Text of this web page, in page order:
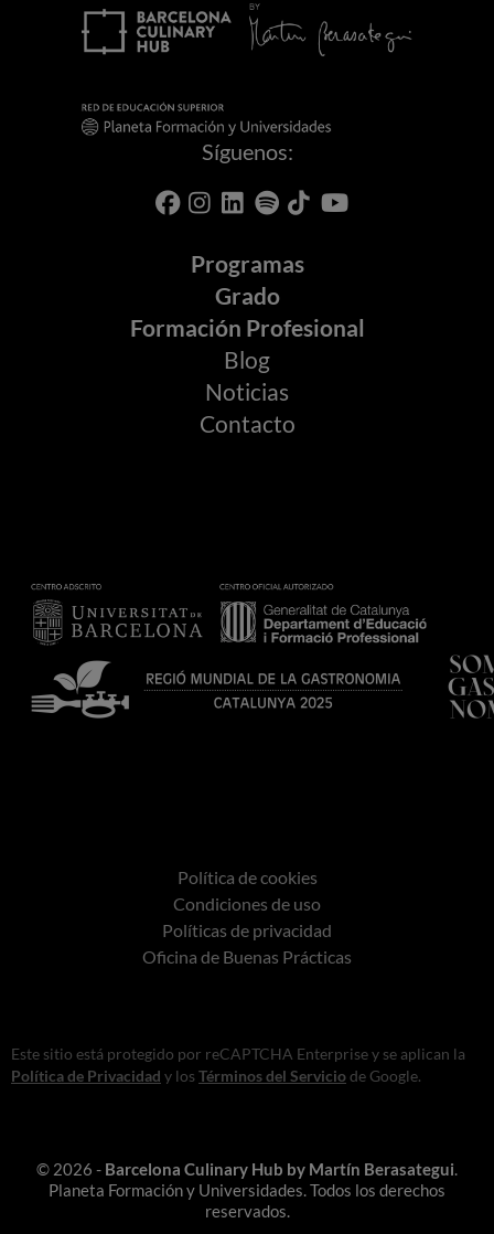
Síguenos:
Programas
Grado
Formación Profesional
Blog
Noticias
Contacto
Política de cookies
Condiciones de uso
Políticas de privacidad
Oficina de Buenas Prácticas
Este sitio está protegido por reCAPTCHA Enterprise y se aplican la
Política de Privacidad y losTérminos del Serviciode Google.
© 2026 - Barcelona Culinary Hub by Martín Berasategui.
Planeta Formación y Universidades. Todos los derechos
reservados.